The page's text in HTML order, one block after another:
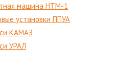
машина НТМ-1
установки ППУА
КАМАЗ
УРАЛ